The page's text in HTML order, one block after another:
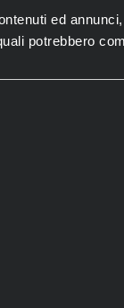
ed
potrebbero